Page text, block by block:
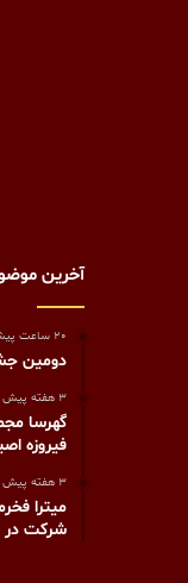
آخرین
20 ساعت پیش
دومین
3 هفته پیش
گهرسا
فیروزه
3 هفته پیش
میترا
شرکت در